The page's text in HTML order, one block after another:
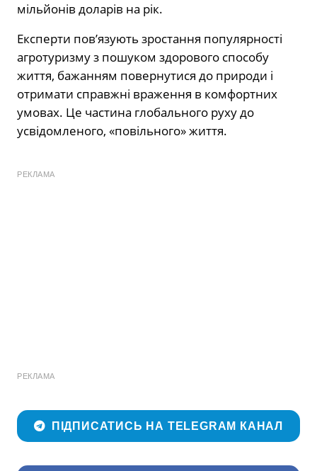
мільйонів доларів на рік.
Експерти пов’язують зростання популярності
агротуризму з пошуком здорового способу
життя, бажанням повернутися до природи і
отримати справжні враження в комфортних
умовах. Це частина глобального руху до
усвідомленого, «повільного» життя.
РЕКЛАМА
РЕКЛАМА
ПІДПИСАТИСЬ НА TELEGRAM КАНАЛ